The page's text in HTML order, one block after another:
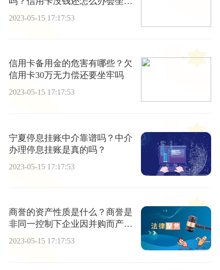
2023-05-15 17:17:53
信用卡备用金的危害有哪些？欠
信用卡30万无力偿还要坐牢吗
2023-05-15 17:17:53
宁夏停息挂账中介靠谱吗？中介
办理停息挂账是真的吗？
2023-05-15 17:17:53
商誉的资产性质是什么？商誉是
非同一控制下企业因并购而产生
的吗？
2023-05-15 17:17:53